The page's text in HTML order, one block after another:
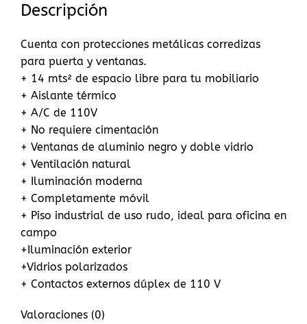
Descripción
Cuenta con protecciones metálicas corredizas
para puerta y ventanas.
+ 14 mts² de espacio libre para tu mobiliario
+ Aislante térmico
+ A/C de 110V
+ No requiere cimentación
+ Ventanas de aluminio negro y doble vidrio
+ Ventilación natural
+ Iluminación moderna
+ Completamente móvil
+ Piso industrial de uso rudo, ideal para oficina en
campo
+Iluminación exterior
+Vidrios polarizados
+ Contactos externos dúplex de 110 V
Valoraciones (0)